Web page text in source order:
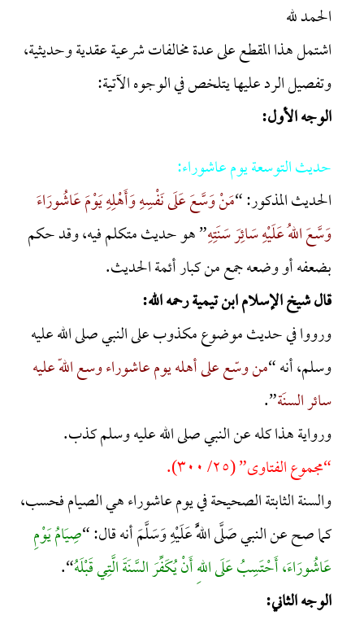
الحمد لله
اشتمل هذا المقطع على عدة مخالفات شرعية عقدية وحديثية،
وتفصيل الرد عليها يتلخص في الوجوه الآتية:
الوجه الأول:
حديث التوسعة يوم عاشوراء:
الحديث المذكور: “مَنْ وَسَّعَ عَلَى نَفْسِهِ وَأَهْلِهِ يَوْمَ عَاشُورَاءَ
وَسَّعَ اللهُ عَلَيْهِ سَائِرَ سَنَتِهِ” هو حديث متكلم فيه، وقد حكم
بضعفه أو وضعه جمع من كبار أئمة الحديث.
قال شيخ الإسلام ابن تيمية رحمه الله:
ورووا في حديث موضوع مكذوب على النبي صلى الله عليه
وسلم، أنه “من وسّع على أهله يوم عاشوراء وسع اللّه عليه
سائر السنَة‏”.‏
ورواية هذا كله عن النبي صلى الله عليه وسلم كذب.
“مجموع الفتاوى” (٢٥/ ٣٠٠).
والسنة الثابتة الصحيحة في يوم عاشوراء هي الصيام فحسب،
كما صح عن النبي صَلَّى اللَّهُ عَلَيْهِ وَسَلَّمَ أنه قال: “صِيَامُ يَوْمِ
عَاشُورَاءَ، أَحْتَسِبُ عَلَى اللهِ أَنْ يُكَفِّرَ السَّنَةَ الَّتِي قَبْلَهُ“.
الوجه الثاني: